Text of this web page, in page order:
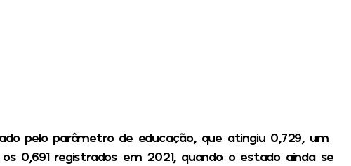
pelo parâmetro de educação, que atingiu 0,729, um
0,691 registrados em 2021, quando o estado ainda se